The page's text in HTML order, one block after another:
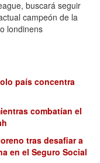
buscará seguir
campeón de la
londinens
país concentra
combatían el
tras desafiar a
en el Seguro Social